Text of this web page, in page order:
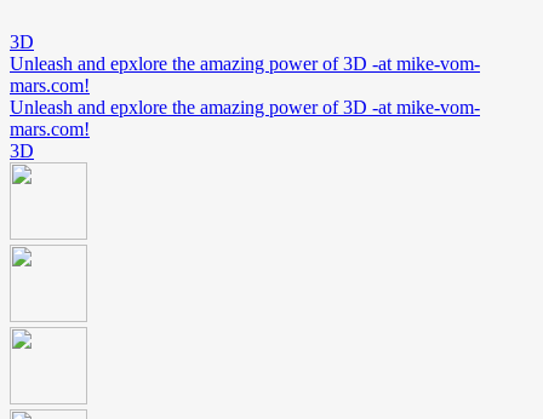
3D
Unleash and epxlore the amazing power of 3D -at mike-vom-
mars.com!
Unleash and epxlore the amazing power of 3D -at mike-vom-
mars.com!
3D